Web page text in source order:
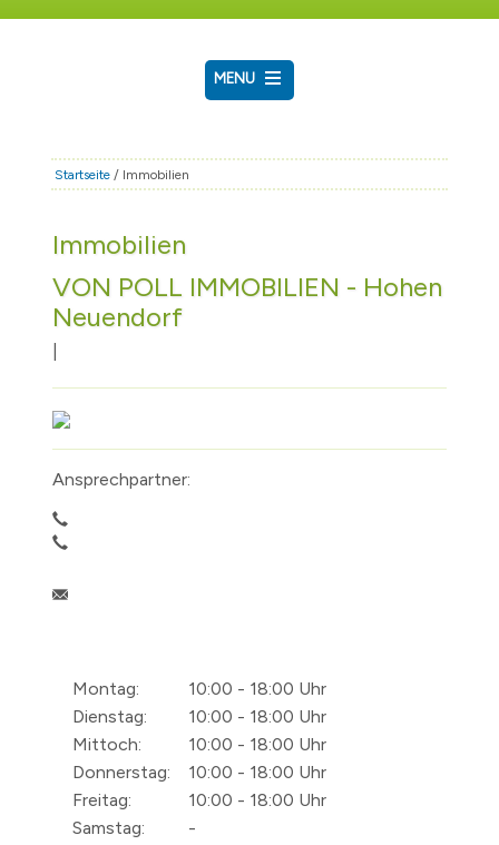
MENU
RATHAUS & POLITIK
FAMILIE & BILDUNG
TOURISMUS
BAUEN & WIRTSCHAFT
Startseite / Immobilien
Immobilien
VON POLL IMMOBILIEN - Hohen
Neuendorf
Ansprechpartner:
Montag:
10:00 - 18:00 Uhr
Dienstag:
10:00 - 18:00 Uhr
Mittoch:
10:00 - 18:00 Uhr
Donnerstag:
10:00 - 18:00 Uhr
Freitag:
10:00 - 18:00 Uhr
Samstag:
-